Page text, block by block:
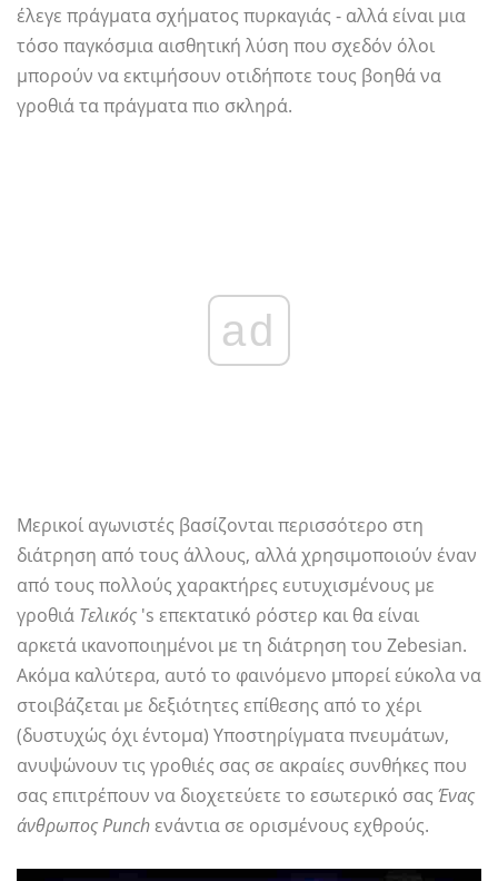
έλεγε πράγματα σχήματος πυρκαγιάς - αλλά είναι μια
τόσο παγκόσμια αισθητική λύση που σχεδόν όλοι
μπορούν να εκτιμήσουν οτιδήποτε τους βοηθά να
γροθιά τα πράγματα πιο σκληρά.
ad
Μερικοί αγωνιστές βασίζονται περισσότερο στη
διάτρηση από τους άλλους, αλλά χρησιμοποιούν έναν
από τους πολλούς χαρακτήρες ευτυχισμένους με
γροθιά Τελικός 's επεκτατικό ρόστερ και θα είναι
αρκετά ικανοποιημένοι με τη διάτρηση του Zebesian.
Ακόμα καλύτερα, αυτό το φαινόμενο μπορεί εύκολα να
στοιβάζεται με δεξιότητες επίθεσης από το χέρι
(δυστυχώς όχι έντομα) Υποστηρίγματα πνευμάτων,
ανυψώνουν τις γροθιές σας σε ακραίες συνθήκες που
σας επιτρέπουν να διοχετεύετε το εσωτερικό σαςΈνας
άνθρωπος Punchενάντια σε ορισμένους εχθρούς.